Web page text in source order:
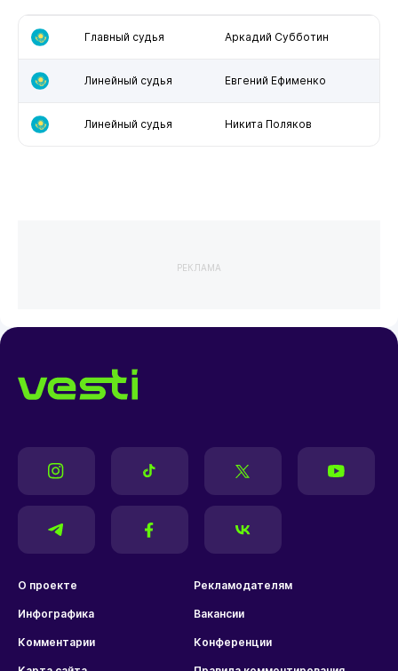
Главный судья Аркадий Субботин
Линейный судья Евгений Ефименко
Линейный судья Никита Поляков
РЕКЛАМА
О проекте Рекламодателям
Инфографика Вакансии
Комментарии Конференции